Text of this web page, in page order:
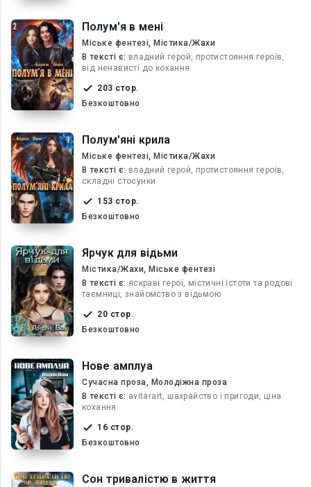
Полум'я в мені
Міське фентезі, Містика/Жахи
В текcті є: владний герой, протистояння героїв,
від ненависті до кохання
203 стор.
Безкоштовно
Полум'яні крила
Міське фентезі, Містика/Жахи
В текcті є: владний герой, протистояння героїв,
складні стосунки
153 стор.
Безкоштовно
Ярчук для відьми
Містика/Жахи, Міське фентезі
В текcті є: яскраві герої, містичні істоти та родові
таємниці, знайомство з відьмою
20 стор.
Безкоштовно
Нове амплуа
Сучасна проза, Молодіжна проза
В текcті є: avitarart, шахрайство і пригоди, ціна
кохання
16 стор.
Безкоштовно
Сон тривалістю в життя